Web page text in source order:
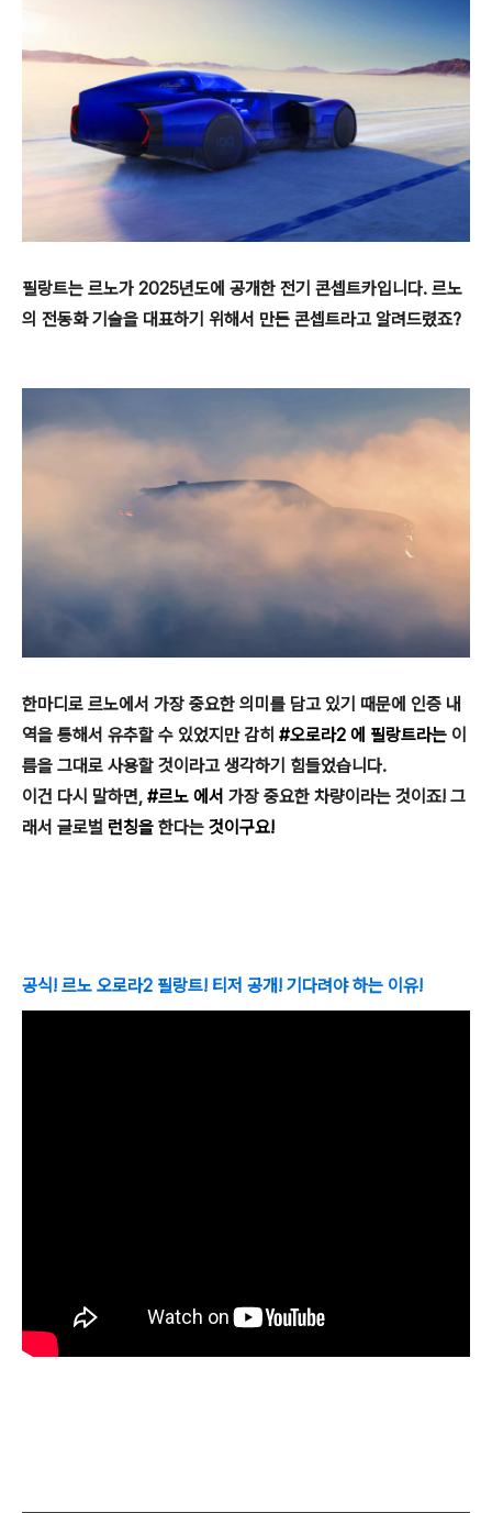
필랑트는 르노가 2025년도에 공개한 전기 콘셉트카입니다. 르노
의 전동화 기술을 대표하기 위해서 만든 콘셉트라고 알려드렸죠?
한마디로 르노에서 가장 중요한 의미를 담고 있기 때문에 인증 내
역을 통해서 유추할 수 있었지만 감히 #오로라2 에 필랑트라는 이
름을 그대로 사용할 것이라고 생각하기 힘들었습니다.
이건 다시 말하면, #르노 에서 가장 중요한 차량이라는 것이죠! 그
래서 글로벌 런칭을 한다는 것이구요!
공식! 르노 오로라2 필랑트! 티저 공개! 기다려야 하는 이유!